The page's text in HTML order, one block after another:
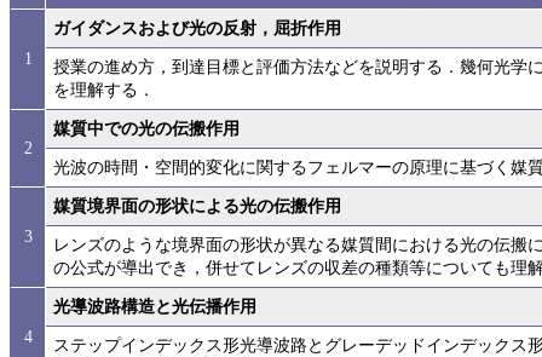
1
ガイダンスおよび光の反射，屈折作用
授業の進め方，到達目標と評価方法などを説明する．幾何光学
を理解する．
2
媒質中での光の伝搬作用
光波の時間・空間的変化に関するフェルマーの原理に基づく媒
3
媒質境界面の形状による光の伝搬作用
レンズのような境界面の形状が異なる媒質間における光の伝搬
の公式が導出でき，併せてレンズの収差の種類等についても理
4
光導波路構造と光伝播作用
ステップインデックス形光導波路とグレーデッドインデックス